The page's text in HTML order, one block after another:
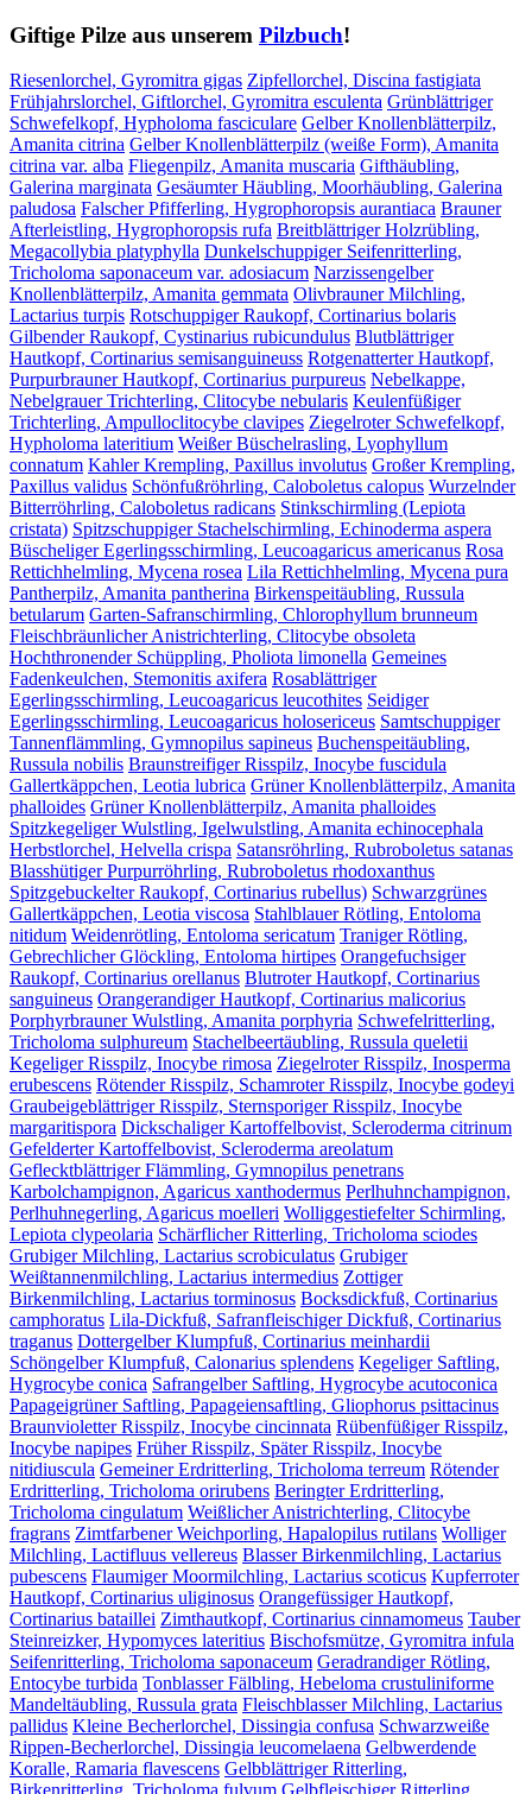
Giftige Pilze aus unserem Pilzbuch!
Riesenlorchel, Gyromitra gigas Zipfellorchel, Discina fastigiata
Frühjahrslorchel, Giftlorchel, Gyromitra esculenta Grünblättriger
Schwefelkopf, Hypholoma fasciculare Gelber Knollenblätterpilz,
Amanita citrina Gelber Knollenblätterpilz (weiße Form), Amanita
citrina var. alba Fliegenpilz, Amanita muscaria Gifthäubling,
Galerina marginata Gesäumter Häubling, Moorhäubling, Galerina
paludosa Falscher Pfifferling, Hygrophoropsis aurantiaca Brauner
Afterleistling, Hygrophoropsis rufa Breitblättriger Holzrübling,
Megacollybia platyphylla Dunkelschuppiger Seifenritterling,
Tricholoma saponaceum var. adosiacum Narzissengelber
Knollenblätterpilz, Amanita gemmata Olivbrauner Milchling,
Lactarius turpis Rotschuppiger Raukopf, Cortinarius bolaris
Gilbender Raukopf, Cystinarius rubicundulus Blutblättriger
Hautkopf, Cortinarius semisanguineuss Rotgenatterter Hautkopf,
Purpurbrauner Hautkopf, Cortinarius purpureus Nebelkappe,
Nebelgrauer Trichterling, Clitocybe nebularis Keulenfüßiger
Trichterling, Ampulloclitocybe clavipes Ziegelroter Schwefelkopf,
Hypholoma lateritium Weißer Büschelrasling, Lyophyllum
connatum Kahler Krempling, Paxillus involutus Großer Krempling,
Paxillus validus Schönfußröhrling, Caloboletus calopus Wurzelnder
Bitterröhrling, Caloboletus radicans Stinkschirmling (Lepiota
cristata) Spitzschuppiger Stachelschirmling, Echinoderma aspera
Büscheliger Egerlingsschirmling, Leucoagaricus americanus Rosa
Rettichhelmling, Mycena rosea Lila Rettichhelmling, Mycena pura
Pantherpilz, Amanita pantherina Birkenspeitäubling, Russula
betularum Garten-Safranschirmling, Chlorophyllum brunneum
Fleischbräunlicher Anistrichterling, Clitocybe obsoleta
Hochthronender Schüppling, Pholiota limonella Gemeines
Fadenkeulchen, Stemonitis axifera Rosablättriger
Egerlingsschirmling, Leucoagaricus leucothites Seidiger
Egerlingsschirmling, Leucoagaricus holosericeus Samtschuppiger
Tannenflämmling, Gymnopilus sapineus Buchenspeitäubling,
Russula nobilis Braunstreifiger Risspilz, Inocybe fuscidula
Gallertkäppchen, Leotia lubrica Grüner Knollenblätterpilz, Amanita
phalloides Grüner Knollenblätterpilz, Amanita phalloides
Spitzkegeliger Wulstling, Igelwulstling, Amanita echinocephala
Herbstlorchel, Helvella crispa Satansröhrling, Rubroboletus satanas
Blasshütiger Purpurröhrling, Rubroboletus rhodoxanthus
Spitzgebuckelter Raukopf, Cortinarius rubellus) Schwarzgrünes
Gallertkäppchen, Leotia viscosa Stahlblauer Rötling, Entoloma
nitidum Weidenrötling, Entoloma sericatum Traniger Rötling,
Gebrechlicher Glöckling, Entoloma hirtipes Orangefuchsiger
Raukopf, Cortinarius orellanus Blutroter Hautkopf, Cortinarius
sanguineus Orangerandiger Hautkopf, Cortinarius malicorius
Porphyrbrauner Wulstling, Amanita porphyria Schwefelritterling,
Tricholoma sulphureum Stachelbeertäubling, Russula queletii
Kegeliger Risspilz, Inocybe rimosa Ziegelroter Risspilz, Inosperma
erubescens Rötender Risspilz, Schamroter Risspilz, Inocybe godeyi
Graubeigeblättriger Risspilz, Sternsporiger Risspilz, Inocybe
margaritispora Dickschaliger Kartoffelbovist, Scleroderma citrinum
Gefelderter Kartoffelbovist, Scleroderma areolatum
Geflecktblättriger Flämmling, Gymnopilus penetrans
Karbolchampignon, Agaricus xanthodermus Perlhuhnchampignon,
Perlhuhnegerling, Agaricus moelleri Wolliggestiefelter Schirmling,
Lepiota clypeolaria Schärflicher Ritterling, Tricholoma sciodes
Grubiger Milchling, Lactarius scrobiculatus Grubiger
Weißtannenmilchling, Lactarius intermedius Zottiger
Birkenmilchling, Lactarius torminosus Bocksdickfuß, Cortinarius
camphoratus Lila-Dickfuß, Safranfleischiger Dickfuß, Cortinarius
traganus Dottergelber Klumpfuß, Cortinarius meinhardii
Schöngelber Klumpfuß, Calonarius splendens Kegeliger Saftling,
Hygrocybe conica Safrangelber Saftling, Hygrocybe acutoconica
Papageigrüner Saftling, Papageiensaftling, Gliophorus psittacinus
Braunvioletter Risspilz, Inocybe cincinnata Rübenfüßiger Risspilz,
Inocybe napipes Früher Risspilz, Später Risspilz, Inocybe
nitidiuscula Gemeiner Erdritterling, Tricholoma terreum Rötender
Erdritterling, Tricholoma orirubens Beringter Erdritterling,
Tricholoma cingulatum Weißlicher Anistrichterling, Clitocybe
fragrans Zimtfarbener Weichporling, Hapalopilus rutilans Wolliger
Milchling, Lactifluus vellereus Blasser Birkenmilchling, Lactarius
pubescens Flaumiger Moormilchling, Lactarius scoticus Kupferroter
Hautkopf, Cortinarius uliginosus Orangefüssiger Hautkopf,
Cortinarius bataillei Zimthautkopf, Cortinarius cinnamomeus Tauber
Steinreizker, Hypomyces lateritius Bischofsmütze, Gyromitra infula
Seifenritterling, Tricholoma saponaceum Geradrandiger Rötling,
Entocybe turbida Tonblasser Fälbling, Hebeloma crustuliniforme
Mandeltäubling, Russula grata Fleischblasser Milchling, Lactarius
pallidus Kleine Becherlorchel, Dissingia confusa Schwarzweiße
Rippen-Becherlorchel, Dissingia leucomelaena Gelbwerdende
Koralle, Ramaria flavescens Gelbblättriger Ritterling,